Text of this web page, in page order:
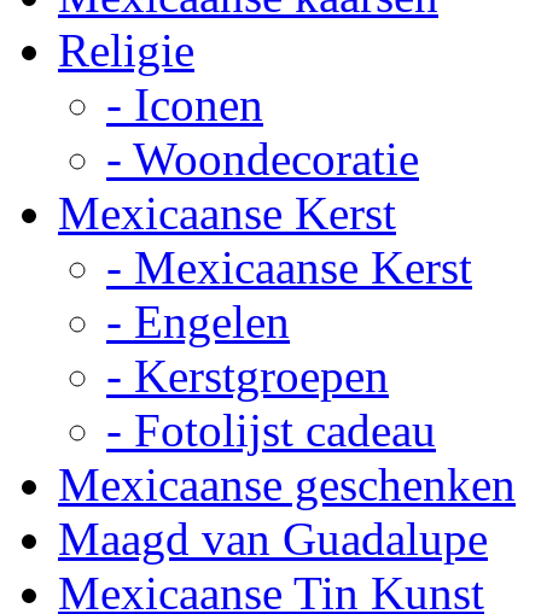
Religie
- Iconen
- Woondecoratie
Mexicaanse Kerst
- Mexicaanse Kerst
- Engelen
- Kerstgroepen
- Fotolijst cadeau
Mexicaanse geschenken
Maagd van Guadalupe
Mexicaanse Tin Kunst